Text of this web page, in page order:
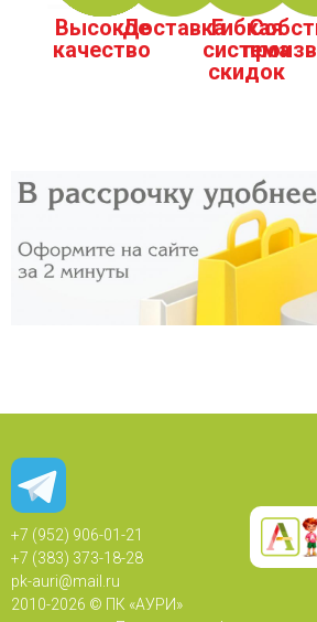
Высокое
качество
ДоставкаГибкая
система
скидок
+7 (952) 906-01-21
+7 (383) 373-18-28
pk-auri@mail.ru
2010-2026 © ПК «АУРИ»